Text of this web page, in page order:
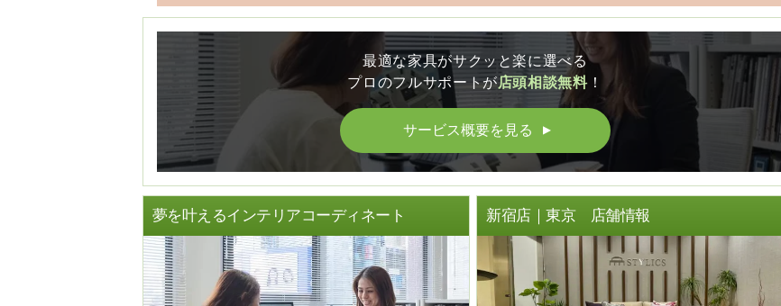
最適な家具がサクッと楽に選べる
プロのフルサポートが店頭相談無料！
サービス概要を見る ▲
夢を叶えるインテリアコーディネート 新宿店｜東京 店舗情報